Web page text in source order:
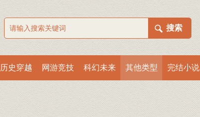
历史穿越 网游竞技 科幻未来 其他类型 完结小说